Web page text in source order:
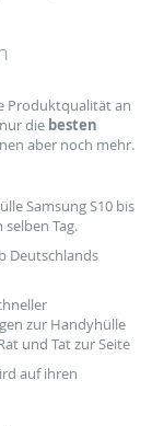
Produktqualität an
die besten
aber noch mehr.
Samsung S10 bis
Tag.
Deutschlands
zur Handyhülle
und Tat zur Seite
auf ihren